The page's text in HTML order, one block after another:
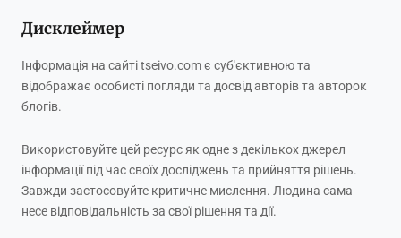
Дисклеймер
Інформація на сайті tseivo.com є суб'єктивною та
відображає особисті погляди та досвід авторів та авторок
блогів.
Використовуйте цей ресурс як одне з декількох джерел
інформації під час своїх досліджень та прийняття рішень.
Завжди застосовуйте критичне мислення. Людина сама
несе відповідальність за свої рішення та дії.